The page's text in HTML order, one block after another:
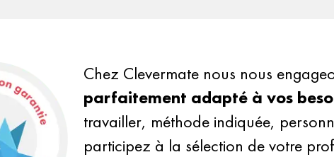
Chez Clevermate nous nous
parfaitement adapté à vos
travailler, méthode indiquée,
participez à la sélection de votre